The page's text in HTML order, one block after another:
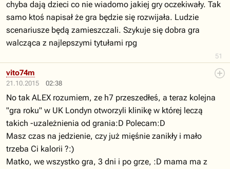
51
chyba dają dzieci co nie wiadomo jakiej gry oczekiwały. Tak
samo ktoś napisał że gra będzie się rozwijała. Ludzie
scenariusze będą zamieszczali. Szykuje się dobra gra
walcząca z najlepszymi tytułami rpg
21.10.2015 02:38
vito74m
No tak ALEX rozumiem, ze h7 przeszedłeś, a teraz kolejna
"gra roku" w UK Londyn otworzyli klinikę w której leczą
takich -uzależnienia od grania:D Polecam:D
Masz czas na jedzienie, czy już mięśnie zanikły i mało
trzeba Ci kalorii ?:)
Matko, we wszystko gra, 3 dni i po grze, :D mama ma z